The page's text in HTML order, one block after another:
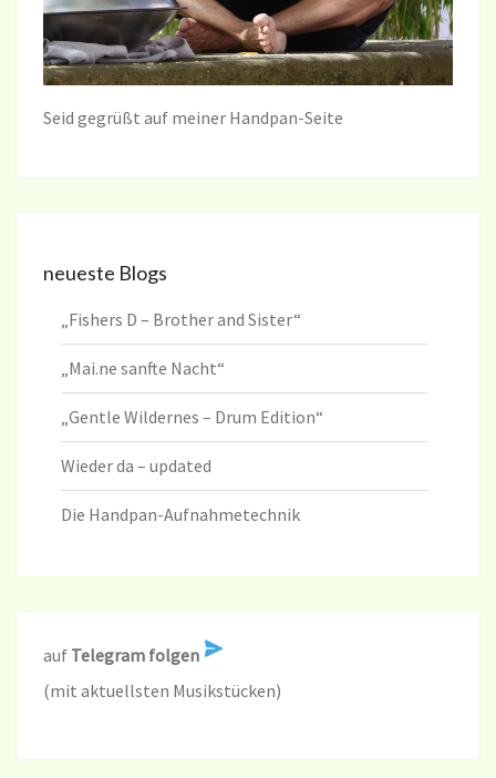
Seid gegrüßt auf meiner Handpan-Seite
neueste Blogs
„Fishers D – Brother and Sister“
„Mai.ne sanfte Nacht“
„Gentle Wildernes – Drum Edition“
Wieder da – updated
Die Handpan-Aufnahmetechnik
auf Telegram folgen
(mit aktuellsten Musikstücken)